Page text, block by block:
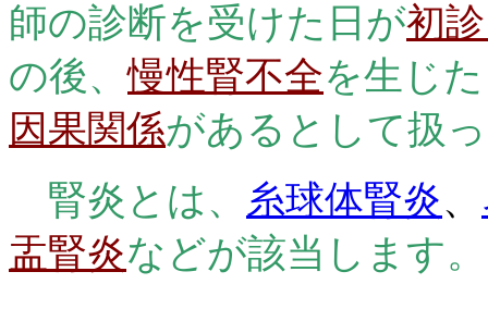
師の診断を受けた日が初
の後、慢性腎不全を生じ
因果関係があるとして扱
腎炎とは、 糸球体腎炎、
盂腎炎などが該当します。